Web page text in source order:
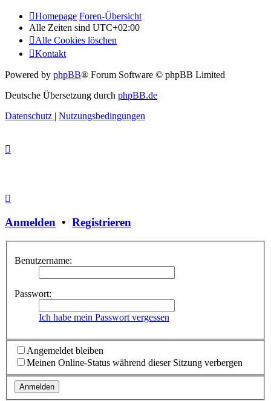
Homepage Foren-Übersicht
Alle Zeiten sind UTC+02:00
Alle Cookies löschen
Kontakt
Powered by phpBB® Forum Software © phpBB Limited
Deutsche Übersetzung durch phpBB.de
Datenschutz | Nutzungsbedingungen
Anmelden • Registrieren
Benutzername:
Passwort:
Ich habe mein Passwort vergessen
Angemeldet bleiben
Meinen Online-Status während dieser Sitzung verbergen